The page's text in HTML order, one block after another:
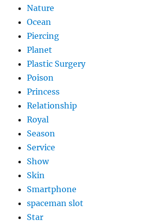
Nature
Ocean
Piercing
Planet
Plastic Surgery
Poison
Princess
Relationship
Royal
Season
Service
Show
Skin
Smartphone
spaceman slot
Star